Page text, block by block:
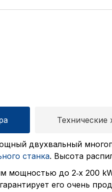
Технические
двухвальный
станка. Высота
мощностью до 2‑х 200
его очень